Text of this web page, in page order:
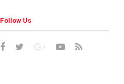
Follow Us